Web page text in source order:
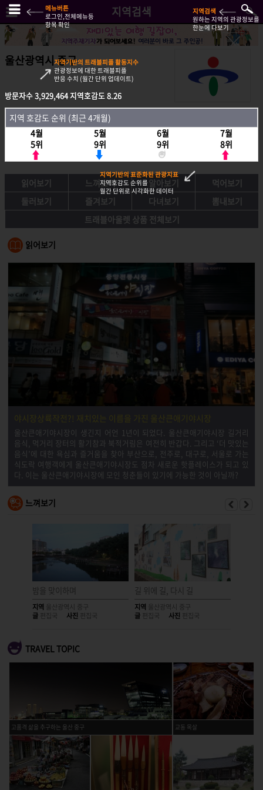
지역검색
울산광역시 중구
방문자수3,929,464지역호감도8.26
지역호감도 순위 (최근 4개월)
4월
5위
5월
9위
6월
9위
7월
8위
읽어보기 느껴보기 알아보기
먹어보기
둘러보기
즐겨보기 다녀보기
뽐내보기
트래블아울렛 상품 전체보기
읽어보기
야시장상륙작전?! 재치있는 이름을 가진 울산큰애기야시장
울산큰애기야시장이 생긴지 어언 1년이 되었다. 울산큰애기야시장 길거리
음식, 먹거리 장터의 활기참과 북적거림은 여전히 반갑다. 그리고 ‘더 맛있는
음식’에 대한 욕심과 즐거움을 찾아 부산으로, 전주로, 대구로, 서울로 가는
식도락 여행객에게 울산큰애기야시장도 점차 새로운 핫플레이스가 되고 있
다. 이는 울산큰애기야시장에 모인 청춘들이 있기에 가능한 것이 아닐까?
느껴보기
밤을 맞이하며
지역 울산광역시 중구
글 편집국 사진 편집국
길 위에 길, 다시 길
지역 울산광역시 중구
글 편집국 사진 편집국
TRAVEL TOPIC
고품격 삶을 추구하는 울산 중구 교동 목살
방문자수3,929,464지역호감도8.26
지역 호감도 순위 (최근 4개월)
4월
5위
5월
9위
6월
9위
7월
8위
메뉴버튼
로그인,전체메뉴등
항목 확인
지역검색
원하는 지역의 관광정보를
한눈에 다보기
지역기반의 트래블피플 활동지수
관광정보에 대한 트래블피플
반응 수치 (월간 단위 업데이트)
지역기반의 표준화된 관광지표
지역호감도 순위를
월간 단위로 시각화한 데이터